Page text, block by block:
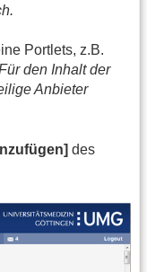
Portlets, z.B.
den Inhalt der
Anbieter
des